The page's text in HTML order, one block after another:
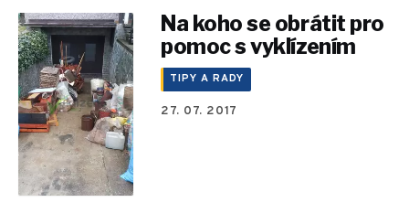
Na koho se obrátit pro
pomoc s vyklízením
TIPY A RADY
27. 07. 2017